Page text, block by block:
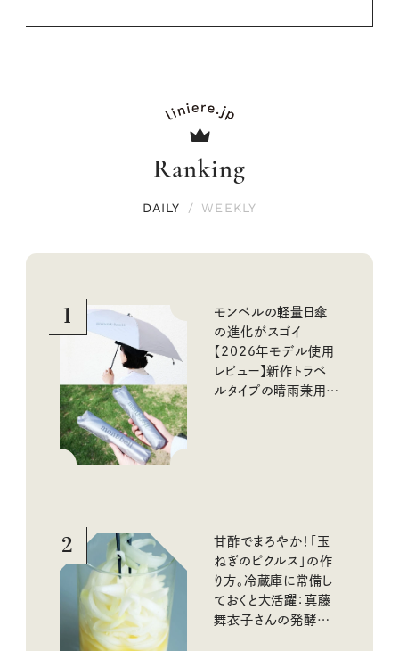
Ranking
DAILY / WEEKLY
1
モンベルの軽量日傘
の進化がスゴイ
【2026年モデル使用
レビュー】新作トラベ
ルタイプの晴雨兼用傘
2
甘酢でまろやか！「玉
ねぎのピクルス」の作
り方。冷蔵庫に常備し
ておくと大活躍：真藤
舞衣子さんの発酵と